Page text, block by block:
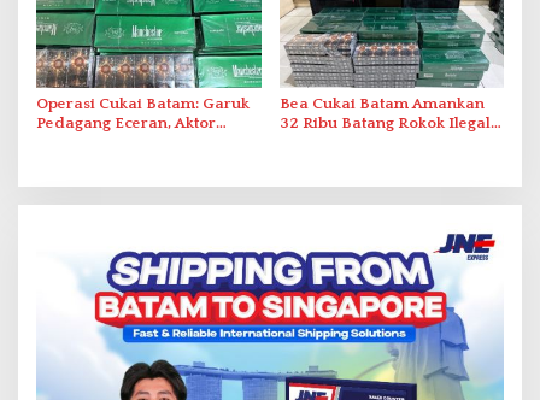
Operasi Cukai Batam: Garuk
Pedagang Eceran, Aktor
Bea Cukai Batam Amankan
32 Ribu Batang Rokok Ilegal